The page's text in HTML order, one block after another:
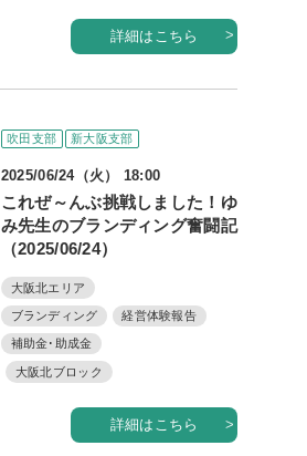
部会活動
同友会の地域づくり
SDGS
例会案内・活動報告
詳細はこちら
吹田支部 新大阪支部
2025/06/24（火） 18:00
これぜ～んぶ挑戦しました！ゆ
み先生のブランディング奮闘記
（2025/06/24）
大阪北エリア
ブランディング 経営体験報告
補助金･助成金
大阪北ブロック
詳細はこちら